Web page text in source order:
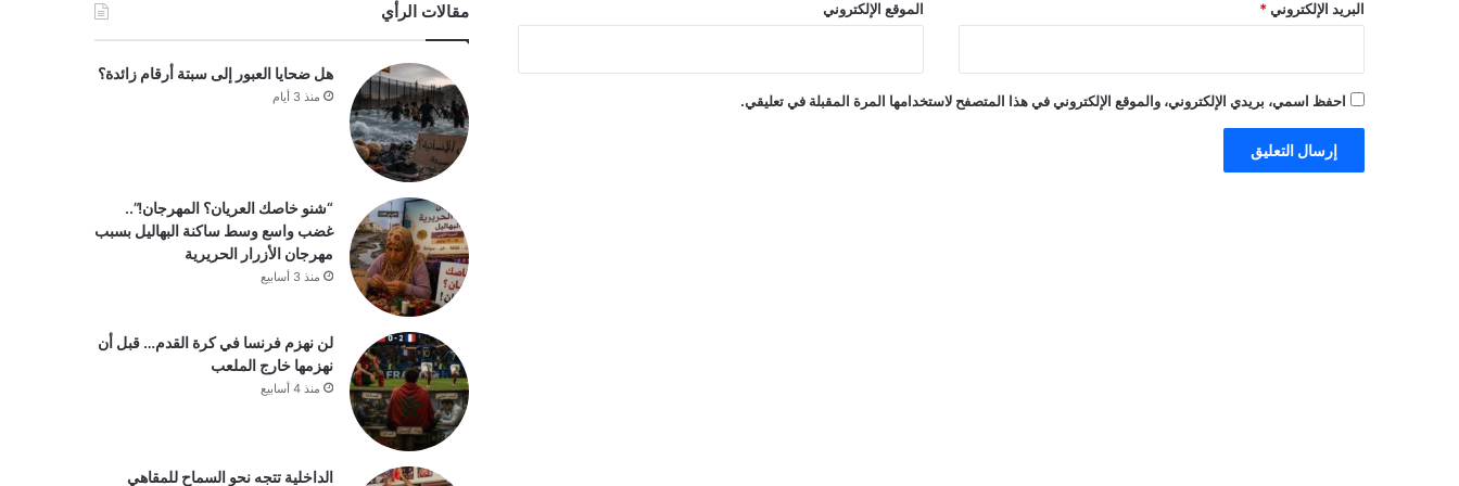
البريد الإلكتروني * الموقع الإلكتروني
احفظ اسمي، بريدي الإلكتروني، والموقع الإلكتروني في هذا المتصفح لاستخدامها المرة المقبلة في تعليقي.
مقالات الرأي
هل ضحايا العبور إلى سبتة أرقام زائدة؟
منذ 3 أيام
“شنو خاصك العريان؟ المهرجان!”..
غضب واسع وسط ساكنة البهاليل بسبب
مهرجان الأزرار الحريرية
منذ 3 أسابيع
لن نهزم فرنسا في كرة القدم… قبل أن
نهزمها خارج الملعب
منذ 4 أسابيع
الداخلية تتجه نحو السماح للمقاهي